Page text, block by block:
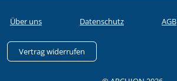
Über uns Datenschutz AGB
Vertrag widerrufen